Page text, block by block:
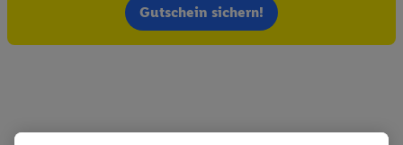
Gutschein sichern!